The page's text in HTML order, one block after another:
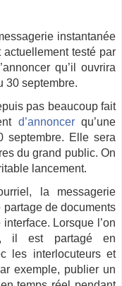
instantanée
testé par
qu’il ouvrira
30 septembre.
pas beaucoup fait
d’annoncerqu’une
septembre. Elle sera
du grand public. On
lancement.
la messagerie
de documents
Lorsque l’on
il est partagé en
les interlocuteurs et
exemple, publier un